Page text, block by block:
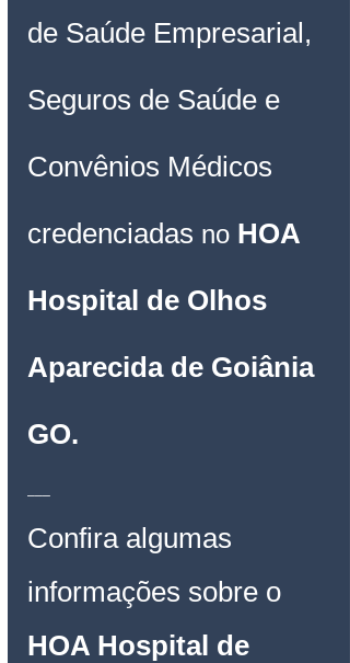
de Saúde Empresarial,
Seguros de Saúde e
Convênios Médicos
credenciadas no HOA
Hospital de Olhos
Aparecida de Goiânia
GO.
___
Confira algumas
informações sobre o
HOA Hospital de